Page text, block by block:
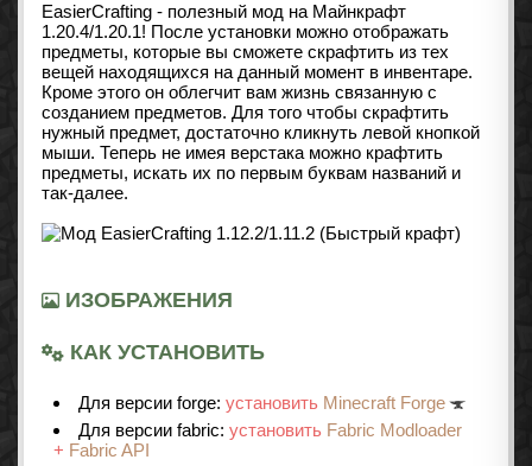
EasierCrafting - полезный мод на Майнкрафт
1.20.4/1.20.1! После установки можно отображать
предметы, которые вы сможете скрафтить из тех
вещей находящихся на данный момент в инвентаре.
Кроме этого он облегчит вам жизнь связанную с
созданием предметов. Для того чтобы скрафтить
нужный предмет, достаточно кликнуть левой кнопкой
мыши. Теперь не имея верстака можно крафтить
предметы, искать их по первым буквам названий и
так-далее.
ИЗОБРАЖЕНИЯ
КАК УСТАНОВИТЬ
Для версии forge: установить Minecraft Forge
Для версии fabric: установить Fabric Modloader
+ Fabric API